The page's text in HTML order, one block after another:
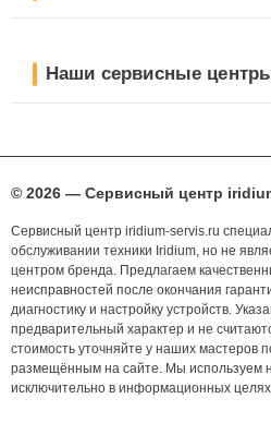
Наши сервисные
© 2026 — Сервисный центр
Сервисный центр iridium-servis.ru
обслуживании техники Iridium, но не
центром бренда. Предлагаем
неисправностей после окончания
диагностику и настройку устройств.
предварительный характер и не
стоимость уточняйте у наших мастеров
размещённым на сайте. Мы используем
исключительно в информационных